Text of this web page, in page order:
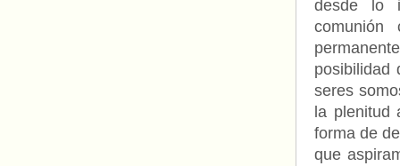
desde lo
posibilidad
seres
la plenitud
forma de
que